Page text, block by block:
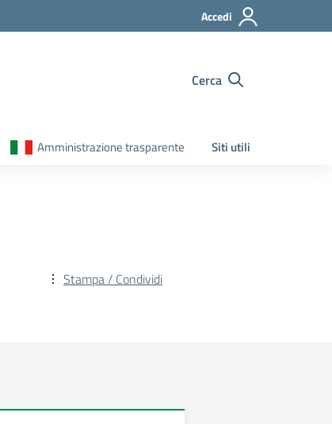
Accedi
Cerca
Amministrazione trasparente Siti utili
Stampa / Condividi